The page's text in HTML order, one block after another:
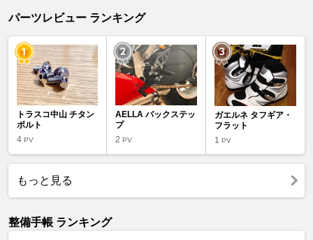
パーツレビュー ランキング
トラスコ中山 チタン
ボルト
4 PV
AELLA バックステッ
プ
2PV
ガエルネ タフギア・
フラット
1 PV
もっと見る
整備手帳 ランキング